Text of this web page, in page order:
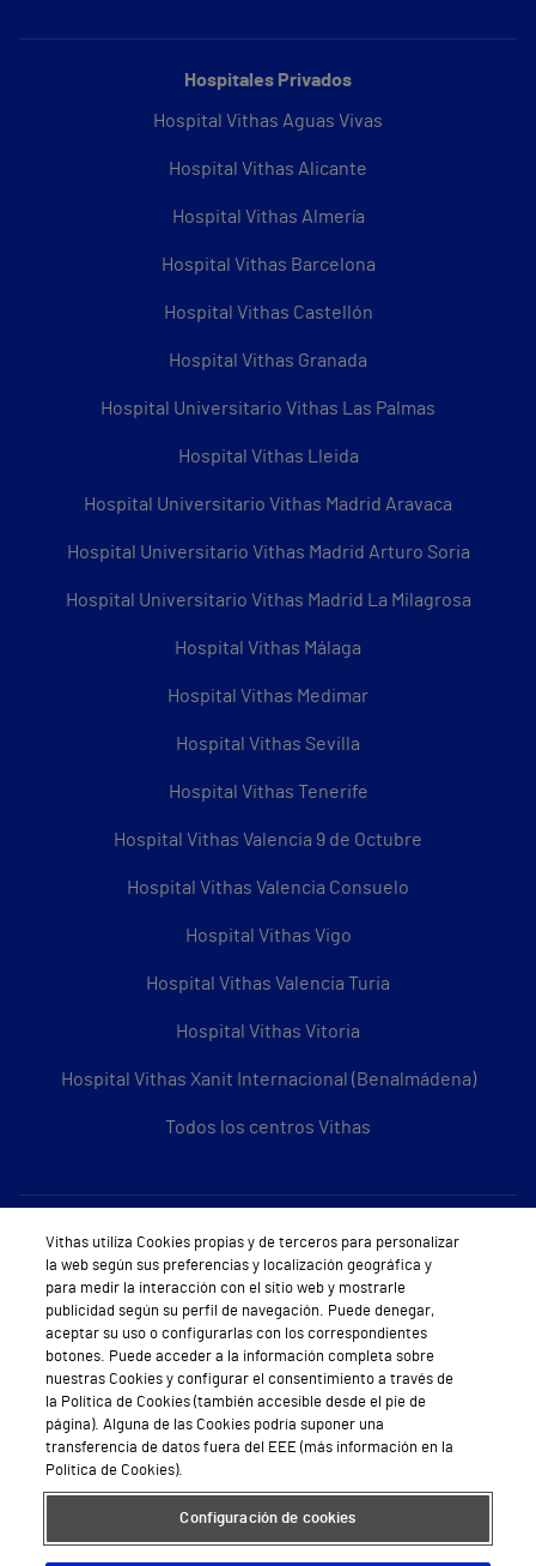
Hospitales Privados
Hospital Vithas Aguas Vivas
Hospital Vithas Alicante
Hospital Vithas Almería
Hospital Vithas Barcelona
Hospital Vithas Castellón
Hospital Vithas Granada
Hospital Universitario Vithas Las Palmas
Hospital Vithas Lleida
Hospital Universitario Vithas Madrid Aravaca
Hospital Universitario Vithas Madrid Arturo Soria
Hospital Universitario Vithas Madrid La Milagrosa
Hospital Vithas Málaga
Hospital Vithas Medimar
Hospital Vithas Sevilla
Hospital Vithas Tenerife
Hospital Vithas Valencia 9 de Octubre
Hospital Vithas Valencia Consuelo
Hospital Vithas Vigo
Hospital Vithas Valencia Turia
Hospital Vithas Vitoria
Hospital Vithas Xanit Internacional (Benalmádena)
Todos los centros Vithas
Sobre Vithas
Quiénes somos
Trabajar en Vithas
Teléfono Cita Médica
Teléfono Atención al Cliente
Política de seguridad y salud en el trabajo
Conoce a Supervita
Vithas utiliza Cookies propias y de terceros para personalizar
la web según sus preferencias y localización geográfica y
para medir la interacción con el sitio web y mostrarle
publicidad según su perfil de navegación. Puede denegar,
aceptar su uso o configurarlas con los correspondientes
botones. Puede acceder a la información completa sobre
nuestras Cookies y configurar el consentimiento a través de
la Política de Cookies (también accesible desde el pie de
página). Alguna de las Cookies podría suponer una
transferencia de datos fuera del EEE (más información en la
Política de Cookies).
Configuración de cookies